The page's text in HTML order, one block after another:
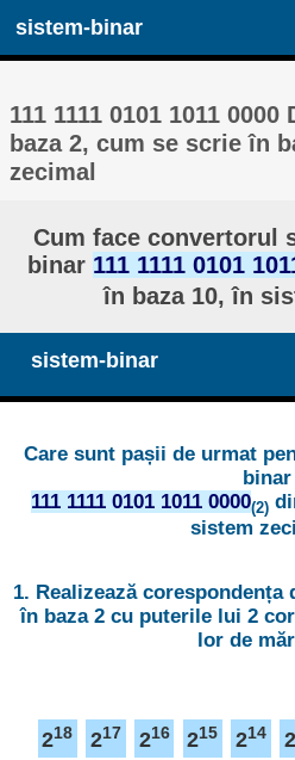
sistem-binar
111 1111 0101 1011
baza 2, cum se scrie în
zecimal
Cum face convertorul
binar 111 1111 0101
în baza 10, în
sistem-binar
Care sunt pașii de urmat
binar
111 1111 0101 1011 0000(2)
sistem
1. Realizează
în baza 2 cu puterile lui 2
lor de
218 217 216 215 214 2